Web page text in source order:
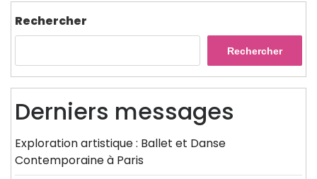
Rechercher
Rechercher
Derniers messages
Exploration artistique : Ballet et Danse
Contemporaine à Paris